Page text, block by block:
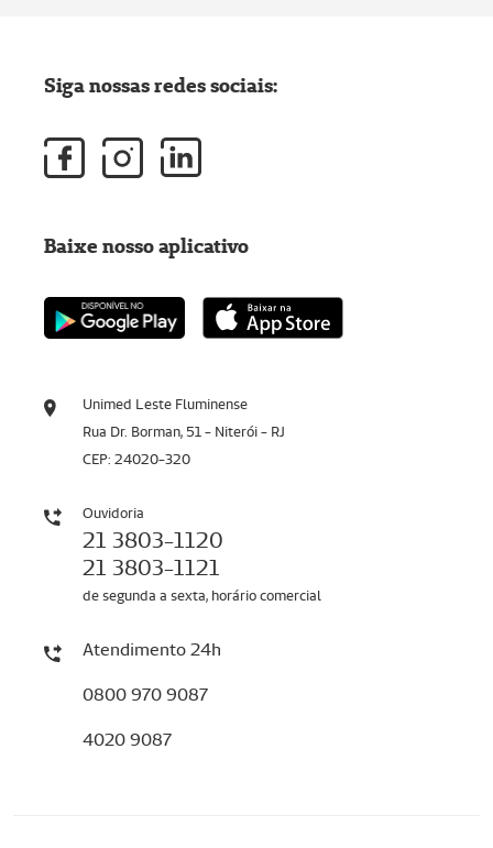
Unimed Leste Fluminense
Rua Dr. Borman, 51 - Niterói - RJ
CEP: 24020-320
Ouvidoria
21 3803-1120
21 3803-1121
de segunda a sexta, horário comercial
Atendimento 24h
0800 970 9087
4020 9087
Siga nossas redes sociais:
Baixe nosso aplicativo